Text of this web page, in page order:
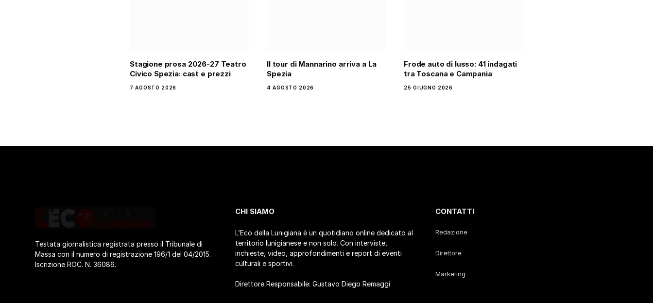
Stagione prosa 2026-27 Teatro
Civico Spezia: cast e prezzi
7 AGOSTO 2026
Il tour di Mannarino arriva a La
Spezia
4 AGOSTO 2026
Frode auto di lusso: 41 indagati
tra Toscana e Campania
25 GIUGNO 2026
Testata giornalistica registrata presso il Tribunale di
Massa con il numero di registrazione 196/1 del 04/2015.
Iscrizione ROC. N. 36086.
CHI SIAMO
L’Eco della Lunigiana è un quotidiano online dedicato al
territorio lunigianese e non solo. Con interviste,
inchieste, video, approfondimenti e report di eventi
culturali e sportivi.
Direttore Responsabile: Gustavo Diego Remaggi
CONTATTI
Redazione
Direttore
Marketing